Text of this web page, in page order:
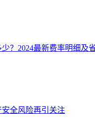
？2024最新费率明细及
全风险再引关注